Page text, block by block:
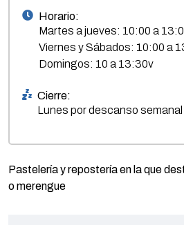
Horario:
Martes a jueves: 10:00 a
Viernes y Sábados: 10:00 a
Domingos: 10 a 13:30v
Cierre:
Lunes por descanso semanal
Pastelería y repostería en la que
o merengue